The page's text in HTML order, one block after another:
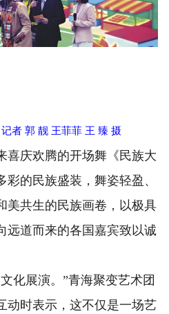
者 郭 靓 王菲菲 王 臻 摄
庆欢腾的开场舞《民族大
的民族盛装，舞姿轻盈、
美共生的民族画卷，以极具
远道而来的各国嘉宾致以诚
展演。”青海聚变艺术团
动时表示，这不仅是一场艺